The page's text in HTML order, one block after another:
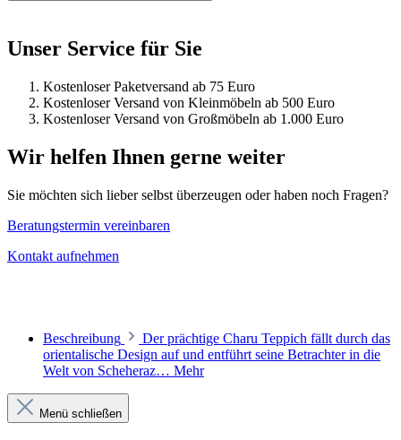
Unser Service für Sie
Kostenloser Paketversand ab 75 Euro
Kostenloser Versand von Kleinmöbeln ab 500 Euro
Kostenloser Versand von Großmöbeln ab 1.000 Euro
Wir helfen Ihnen gerne weiter
Sie möchten sich lieber selbst überzeugen oder haben noch Fragen?
Beratungstermin vereinbaren
Kontakt aufnehmen
Beschreibung
Der prächtige Charu Teppich fällt durch das
orientalische Design auf und entführt seine Betrachter in die
Welt von Scheheraz… Mehr
Menü schließen